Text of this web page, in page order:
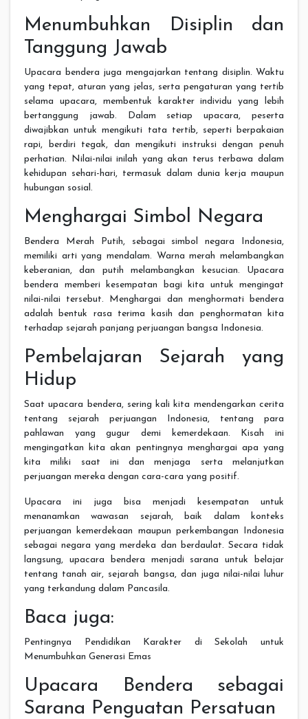
Menumbuhkan Disiplin dan
Tanggung Jawab
Upacara bendera juga mengajarkan tentang disiplin. Waktu
yang tepat, aturan yang jelas, serta pengaturan yang tertib
selama upacara, membentuk karakter individu yang lebih
bertanggung jawab. Dalam setiap upacara, peserta
diwajibkan untuk mengikuti tata tertib, seperti berpakaian
rapi, berdiri tegak, dan mengikuti instruksi dengan penuh
perhatian. Nilai-nilai inilah yang akan terus terbawa dalam
kehidupan sehari-hari, termasuk dalam dunia kerja maupun
hubungan sosial.
Menghargai Simbol Negara
Bendera Merah Putih, sebagai simbol negara Indonesia,
memiliki arti yang mendalam. Warna merah melambangkan
keberanian, dan putih melambangkan kesucian. Upacara
bendera memberi kesempatan bagi kita untuk mengingat
nilai-nilai tersebut. Menghargai dan menghormati bendera
adalah bentuk rasa terima kasih dan penghormatan kita
terhadap sejarah panjang perjuangan bangsa Indonesia.
Pembelajaran Sejarah yang
Hidup
Saat upacara bendera, sering kali kita mendengarkan cerita
tentang sejarah perjuangan Indonesia, tentang para
pahlawan yang gugur demi kemerdekaan. Kisah ini
mengingatkan kita akan pentingnya menghargai apa yang
kita miliki saat ini dan menjaga serta melanjutkan
perjuangan mereka dengan cara-cara yang positif.
Upacara ini juga bisa menjadi kesempatan untuk
menanamkan wawasan sejarah, baik dalam konteks
perjuangan kemerdekaan maupun perkembangan Indonesia
sebagai negara yang merdeka dan berdaulat. Secara tidak
langsung, upacara bendera menjadi sarana untuk belajar
tentang tanah air, sejarah bangsa, dan juga nilai-nilai luhur
yang terkandung dalam Pancasila.
Baca juga:
Pentingnya Pendidikan Karakter di Sekolah untuk
Menumbuhkan Generasi Emas
Upacara Bendera sebagai
Sarana Penguatan Persatuan